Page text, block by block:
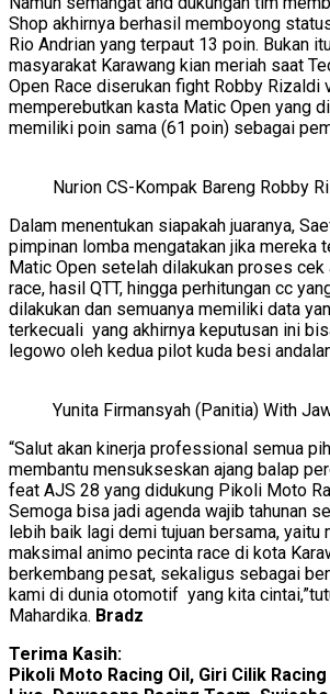
Shop akhirnya berhasil memboyong
Rio Andrian yang terpaut 13 poin. Bukan
masyarakat Karawang kian meriah saat
Open Race diserukan fight Robby Rizaldi
memperebutkan kasta Matic Open yang
memiliki poin sama (61 poin) sebagai
Nurion CS-Kompak Bareng Robby
Dalam menentukan siapakah juaranya,
pimpinan lomba mengatakan jika mereka
Matic Open setelah dilakukan proses
race, hasil QTT, hingga perhitungan cc
dilakukan dan semuanya memiliki data
terkecuali yang akhirnya keputusan ini
legowo oleh kedua pilot kuda besi
Yunita Firmansyah (Panitia) With
“Salut akan kinerja professional semua
membantu mensukseskan ajang balap
feat AJS 28 yang didukung Pikoli Moto
Semoga bisa jadi agenda wajib tahunan
lebih baik lagi demi tujuan bersama, yaitu
maksimal animo pecinta race di kota
berkembang pesat, sekaligus sebagai
kami di dunia otomotif yang kita
Mahardika. Bradz
Terima Kasih:
Pikoli Moto Racing Oil, Giri Cilik Racing